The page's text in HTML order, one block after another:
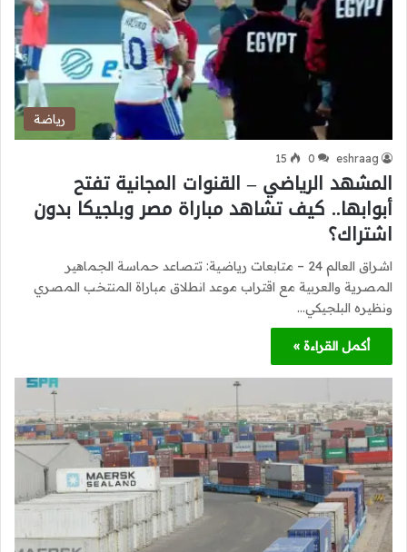
رياضة
eshraag
0
15
المشهد الرياضي – القنوات المجانية تفتح
أبوابها.. كيف تشاهد مباراة مصر وبلجيكا بدون
اشتراك؟
اشراق العالم 24 – متابعات رياضية: تتصاعد حماسة الجماهير
المصرية والعربية مع اقتراب موعد انطلاق مباراة المنتخب المصري
ونظيره البلجيكي…
أكمل القراءة »